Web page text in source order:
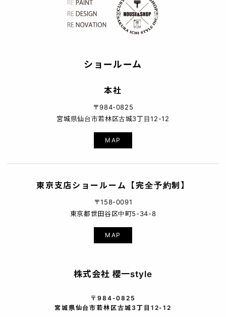
ショールーム
本社
〒984-0825
宮城県仙台市若林区古城3丁目12-12
MAP
東京支店ショールーム【完全予約制】
〒158-0091
東京都世田谷区中町5-34-8
MAP
株式会社 櫻一style
〒984-0825
宮城県仙台市若林区古城3丁目12-12